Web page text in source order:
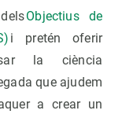
Objectius de
i pretén oferir
la ciència
que ajudem
a crear un